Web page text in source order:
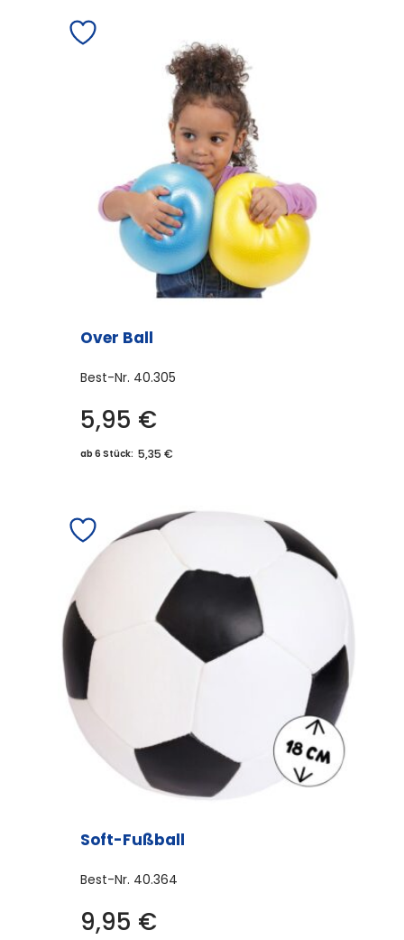
Over Ball
Best-Nr. 40.305
5,95 €
ab 6 Stück: 5,35 €
Soft-Fußball
Best-Nr. 40.364
9,95 €